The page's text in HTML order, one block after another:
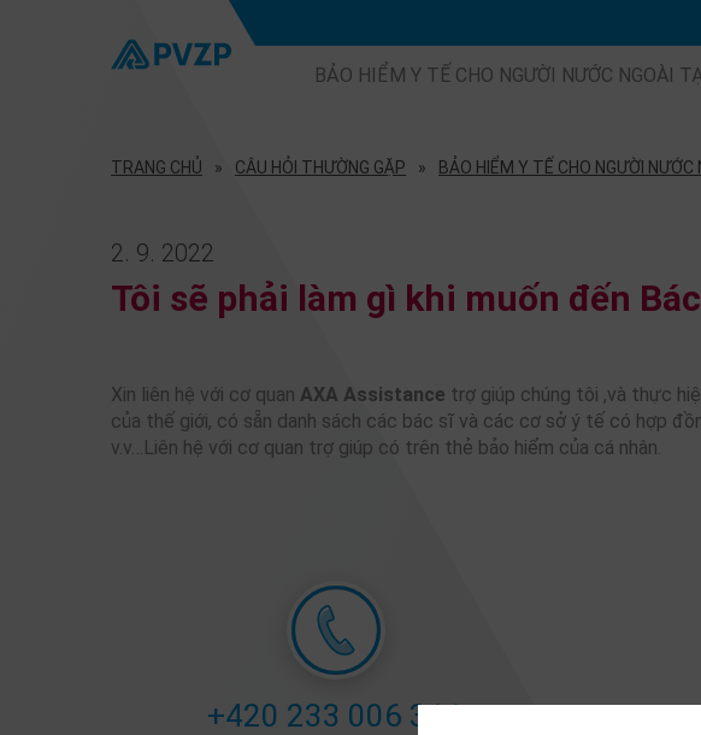
BẢO HIỂM Y TẾ CHO NGƯỜI NƯỚC NGOÀI
TRANG CHỦ CÂU HỎI THƯỜNG GẶP BẢO HIỂM Y TẾ CHO NGƯỜI NƯỚC
2. 9. 2022
Tôi sẽ phải làm gì khi muốn đến
Xin liên hệ với cơ quan AXA Assistance trợ giúp chúng tôi ,và thực
của thế giới, có sẵn danh sách các bác sĩ và các cơ sở ý tế có hợp
v.v…Liên hệ với cơ quan trợ giúp có trên thẻ bảo hiểm của cá nhân.
+420 233 006 311